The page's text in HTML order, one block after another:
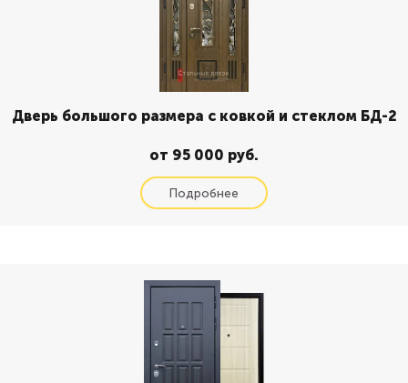
Дверь большого размера с ковкой и стеклом БД-2
от 95 000 руб.